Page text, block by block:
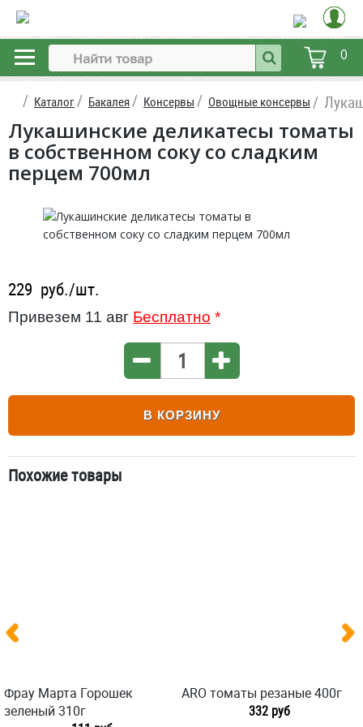
0
Каталог Бакалея Консервы Овощные консервы
Лукашинские деликатесы томаты
в собственном соку со сладким
перцем 700мл
229 руб./шт.
Привезем 11 авг Бесплатно *
В КОРЗИНУ
Похожие товары
Фрау Марта Горошек
зеленый 310г
ARO томаты резаные 400г
332 руб